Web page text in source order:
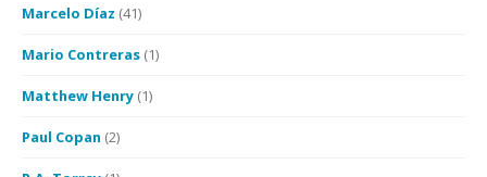
Marcelo Díaz (41)
Mario Contreras (1)
Matthew Henry (1)
Paul Copan (2)